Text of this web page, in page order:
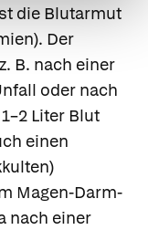
die Blutarmut
Der
B. nach einer
oder nach
Liter Blut
einen
Magen-Darm-
nach einer